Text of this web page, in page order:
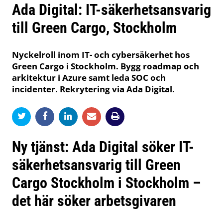
Ada Digital: IT-säkerhetsansvarig
till Green Cargo, Stockholm
Nyckelroll inom IT- och cybersäkerhet hos
Green Cargo i Stockholm. Bygg roadmap och
arkitektur i Azure samt leda SOC och
incidenter. Rekrytering via Ada Digital.
Ny tjänst: Ada Digital söker IT-
säkerhetsansvarig till Green
Cargo Stockholm i Stockholm –
det här söker arbetsgivaren